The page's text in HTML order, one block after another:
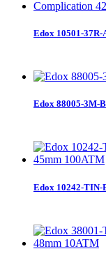
Edox 10501-37R-
Edox 88005-3M-
Edox 10242-TIN-